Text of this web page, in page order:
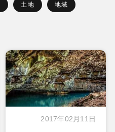
土地 地域
2017年02月11日